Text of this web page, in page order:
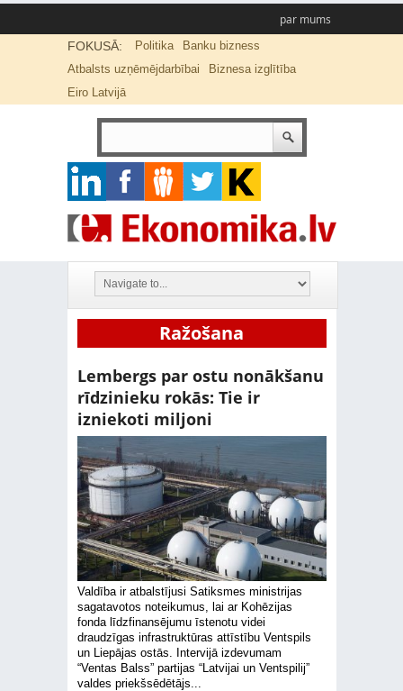
par mums
FOKUSĀ: Politika
Banku bizness
Atbalsts uzņēmējdarbībai
Biznesa izglītība
Eiro Latvijā
Ražošana
Lembergs par ostu nonākšanu
rīdzinieku rokās: Tie ir
izniekoti miljoni
Valdība ir atbalstījusi Satiksmes ministrijas
sagatavotos noteikumus, lai ar Kohēzijas
fonda līdzfinansējumu īstenotu videi
draudzīgas infrastruktūras attīstību Ventspils
un Liepājas ostās. Intervijā izdevumam
“Ventas Balss” partijas “Latvijai un Ventspilij”
valdes priekšsēdētājs...